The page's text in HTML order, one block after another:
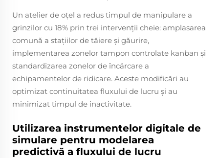
Un atelier de oțel a redus timpul de manipulare a
grinzilor cu 18% prin trei intervenții cheie: amplasarea
comună a stațiilor de tăiere și găurire,
implementarea zonelor tampon controlate kanban și
standardizarea zonelor de încărcare a
echipamentelor de ridicare. Aceste modificări au
optimizat continuitatea fluxului de lucru și au
minimizat timpul de inactivitate.
Utilizarea instrumentelor digitale de
simulare pentru modelarea
predictivă a fluxului de lucru